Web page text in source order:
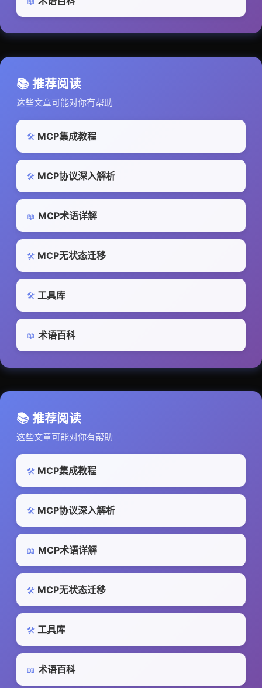
📚 推荐阅读
这些文章可能对你有帮助
🛠️ MCP集成教程
🛠️ MCP协议深入解析
📖 MCP术语详解
🛠️ MCP无状态迁移
🛠️ 工具库
📖 术语百科
📚 推荐阅读
这些文章可能对你有帮助
🛠️ MCP集成教程
🛠️ MCP协议深入解析
📖 MCP术语详解
🛠️ MCP无状态迁移
🛠️ 工具库
📖 术语百科